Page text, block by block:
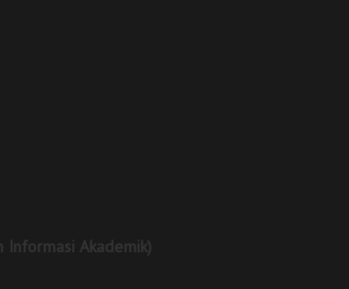
Informasi Akademik)